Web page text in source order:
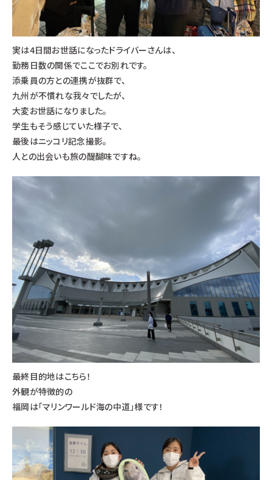
実は4日間お世話になったドライバーさんは、
勤務日数の関係でここでお別れです。
添乗員の方との連携が抜群で、
九州が不慣れな我々でしたが、
大変お世話になりました。
学生もそう感じていた様子で、
最後はニッコリ記念撮影。
人との出会いも旅の醍醐味ですね。
最終目的地はこちら！
外観が特徴的の
福岡は「マリンワールド海の中道」様です！